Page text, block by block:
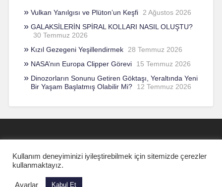
Vulkan Yanılgısı ve Plüton’un Keşfi
2 Ağustos 2026
GALAKSİLERİN SPİRAL KOLLARI NASIL OLUŞTU?
30 Temmuz 2026
Kızıl Gezegeni Yeşillendirmek
28 Temmuz 2026
NASA’nın Europa Clipper Görevi
15 Temmuz 2026
Dinozorların Sonunu Getiren Göktaşı, Yeraltında Yeni
Bir Yaşam Başlatmış Olabilir Mi?
12 Temmuz 2026
WordPress gururla sunar
Kullanım deneyiminizi iyileştirebilmek için sitemizde çerezler
kullanmaktayız.
Ayarlar Kabul Et